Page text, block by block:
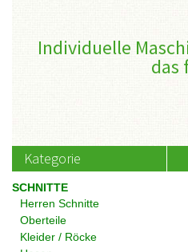
Individuelle
das
Kategorie
SCHNITTE
Herren Schnitte
Oberteile
Kleider / Röcke